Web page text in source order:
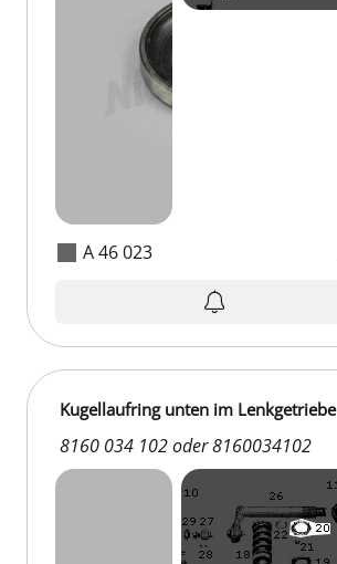
A 46 023
Kugellaufring unten im Lenkgetriebe
8160 034 102 oder 8160034102